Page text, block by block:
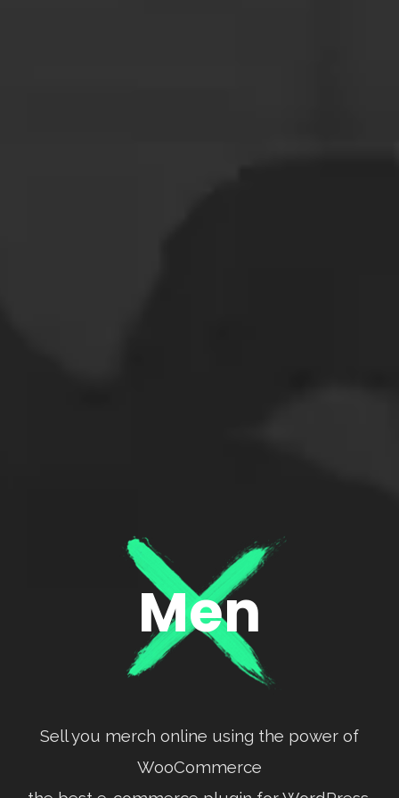
Men
Sell you merch online using the power of
WooCommerce